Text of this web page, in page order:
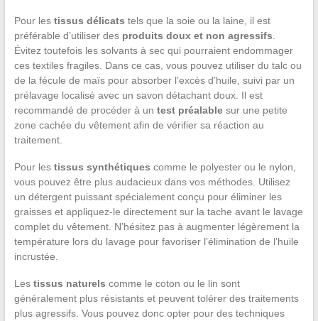
Pour les tissus délicats tels que la soie ou la laine, il est
préférable d’utiliser des produits doux et non agressifs
Évitez toutefois les solvants à sec qui pourraient endommager
ces textiles fragiles. Dans ce cas, vous pouvez utiliser du talc ou
de la fécule de maïs pour absorber l’excès d’huile, suivi par un
prélavage localisé avec un savon détachant doux. Il est
recommandé de procéder à un test préalablesur une petite
zone cachée du vêtement afin de vérifier sa réaction au
traitement.
Pour les tissus synthétiques comme le polyester ou le nylon,
vous pouvez être plus audacieux dans vos méthodes. Utilisez
un détergent puissant spécialement conçu pour éliminer les
graisses et appliquez-le directement sur la tache avant le lavage
complet du vêtement. N’hésitez pas à augmenter légèrement la
température lors du lavage pour favoriser l’élimination de l’huile
incrustée.
Les tissus naturels comme le coton ou le lin sont
généralement plus résistants et peuvent tolérer des traitements
plus agressifs. Vous pouvez donc opter pour des techniques